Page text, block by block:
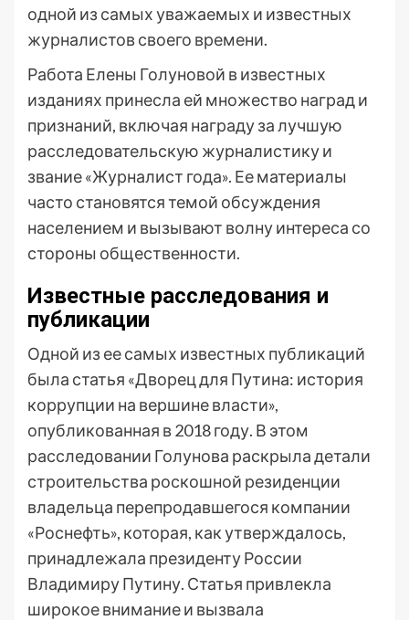
одной из самых уважаемых и известных
журналистов своего времени.
Работа Елены Голуновой в известных
изданиях принесла ей множество наград и
признаний, включая награду за лучшую
расследовательскую журналистику и
звание «Журналист года». Ее материалы
часто становятся темой обсуждения
населением и вызывают волну интереса со
стороны общественности.
Известные расследования и
публикации
Одной из ее самых известных публикаций
была статья «Дворец для Путина: история
коррупции на вершине власти»,
опубликованная в 2018 году. В этом
расследовании Голунова раскрыла детали
строительства роскошной резиденции
владельца перепродавшегося компании
«Роснефть», которая, как утверждалось,
принадлежала президенту России
Владимиру Путину. Статья привлекла
широкое внимание и вызвала